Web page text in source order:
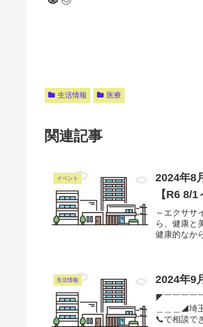
生活情報 医療
関連記事
イベント
2024年8
【R6 8/1
～エクササ
ら、健康と
健康的なか
生活情報 2024年9
◤￣￣￣￣
＿＿＿◢埼
📞で相談で